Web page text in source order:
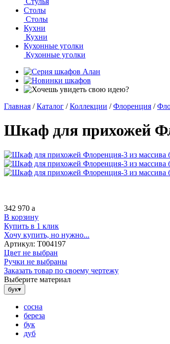
Столы
Столы
Кухни
Кухни
Кухонные уголки
Кухонные уголки
Главная / Каталог / Коллекции / Флоренция /
Шкаф для прихожей
342 970 a
В корзину
Купить в 1 клик
Хочу купить, но нужно...
Артикул: Т004197
Цвет не выбран
Ручки не выбраны
Заказать товар по своему чертежу
Выберите материал
бук▾
сосна
береза
бук
дуб